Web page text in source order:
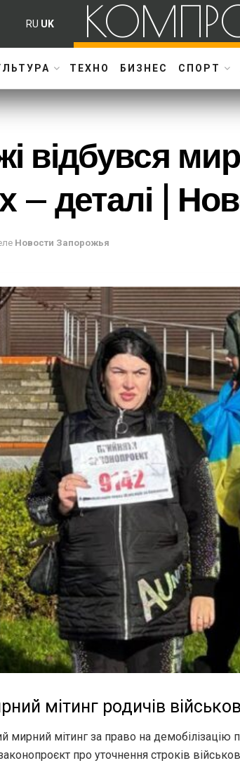
RU UK
ТЕХНО БИЗНЕС СПОРТ
відбувся
– деталі |
Новости Запорожья
мітинг родичів
мирний мітинг за право на
про уточнення строків